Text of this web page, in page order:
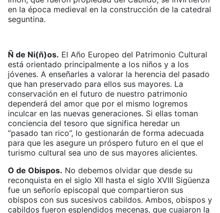
en la época medieval en la construcción de la catedral
seguntina.
Ñ de Ni(ñ)os. El Año Europeo del Patrimonio Cultural
está orientado principalmente a los niños y a los
jóvenes. A enseñarles a valorar la herencia del pasado
que han preservado para ellos sus mayores. La
conservación en el futuro de nuestro patrimonio
dependerá del amor que por el mismo logremos
inculcar en las nuevas generaciones. Si ellas toman
conciencia del tesoro que significa heredar un
“pasado tan rico”, lo gestionarán de forma adecuada
para que les asegure un próspero futuro en el que el
turismo cultural sea uno de sus mayores alicientes.
O de Obispos. No debemos olvidar que desde su
reconquista en el siglo XII hasta el siglo XVIII Sigüenza
fue un señorío episcopal que compartieron sus
obispos con sus sucesivos cabildos. Ambos, obispos y
cabildos fueron esplendidos mecenas, que cuajaron la